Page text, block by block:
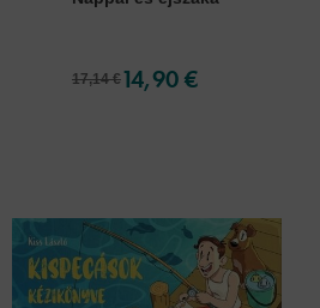
17,14 €14,90 €